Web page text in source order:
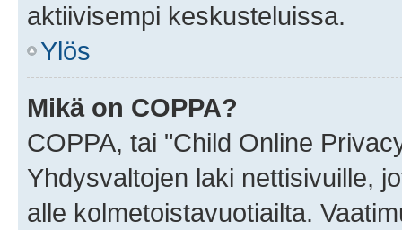
aktiivisempi keskusteluissa.
Ylös
Mikä on COPPA?
COPPA, tai "Child Online
Yhdysvaltojen laki nettisivuille,
alle kolmetoistavuotiailta.